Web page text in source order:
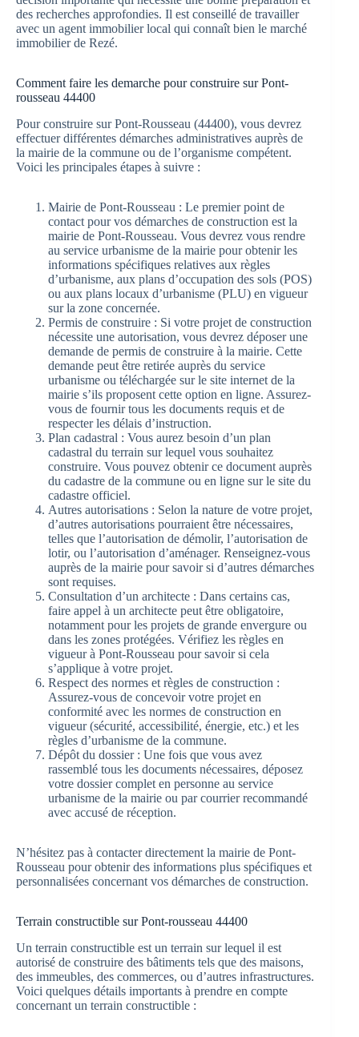
des recherches approfondies. Il est conseillé de travailler
avec un agent immobilier local qui connaît bien le marché
immobilier de Rezé.
Comment faire les demarche pour construire sur Pont-
rousseau 44400
Pour construire sur Pont-Rousseau (44400), vous devrez
effectuer différentes démarches administratives auprès de
la mairie de la commune ou de l’organisme compétent.
Voici les principales étapes à suivre :
Mairie de Pont-Rousseau : Le premier point de
contact pour vos démarches de construction est la
mairie de Pont-Rousseau. Vous devrez vous rendre
au service urbanisme de la mairie pour obtenir les
informations spécifiques relatives aux règles
d’urbanisme, aux plans d’occupation des sols (POS)
ou aux plans locaux d’urbanisme (PLU) en vigueur
sur la zone concernée.
Permis de construire : Si votre projet de construction
nécessite une autorisation, vous devrez déposer une
demande de permis de construire à la mairie. Cette
demande peut être retirée auprès du service
urbanisme ou téléchargée sur le site internet de la
mairie s’ils proposent cette option en ligne. Assurez-
vous de fournir tous les documents requis et de
respecter les délais d’instruction.
Plan cadastral : Vous aurez besoin d’un plan
cadastral du terrain sur lequel vous souhaitez
construire. Vous pouvez obtenir ce document auprès
du cadastre de la commune ou en ligne sur le site du
cadastre officiel.
Autres autorisations : Selon la nature de votre projet,
d’autres autorisations pourraient être nécessaires,
telles que l’autorisation de démolir, l’autorisation de
lotir, ou l’autorisation d’aménager. Renseignez-vous
auprès de la mairie pour savoir si d’autres démarches
sont requises.
Consultation d’un architecte : Dans certains cas,
faire appel à un architecte peut être obligatoire,
notamment pour les projets de grande envergure ou
dans les zones protégées. Vérifiez les règles en
vigueur à Pont-Rousseau pour savoir si cela
s’applique à votre projet.
Respect des normes et règles de construction :
Assurez-vous de concevoir votre projet en
conformité avec les normes de construction en
vigueur (sécurité, accessibilité, énergie, etc.) et les
règles d’urbanisme de la commune.
Dépôt du dossier : Une fois que vous avez
rassemblé tous les documents nécessaires, déposez
votre dossier complet en personne au service
urbanisme de la mairie ou par courrier recommandé
avec accusé de réception.
N’hésitez pas à contacter directement la mairie de Pont-
Rousseau pour obtenir des informations plus spécifiques et
personnalisées concernant vos démarches de construction.
Terrain constructible sur Pont-rousseau 44400
Un terrain constructible est un terrain sur lequel il est
autorisé de construire des bâtiments tels que des maisons,
des immeubles, des commerces, ou d’autres infrastructures.
Voici quelques détails importants à prendre en compte
concernant un terrain constructible :